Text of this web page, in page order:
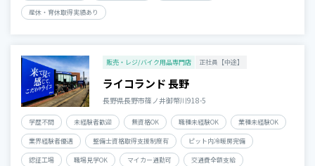
産休・育休取得実績あり
販売・レジ/バイク用品専門店 正社員【中途】
ライコランド 長野
長野県長野市篠ノ井御幣川918-5
学歴不問 未経験者歓迎 無資格OK 職種未経験OK 業種未経験OK
業界経験者優遇 整備士資格取得支援制度有 ピット内冷暖房完備
認証工場 職場見学OK マイカー通勤可 交通費全額支給